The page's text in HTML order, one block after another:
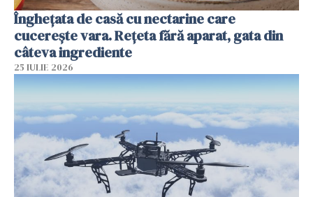
Înghețata de casă cu nectarine care
cucerește vara. Rețeta fără aparat, gata din
câteva ingrediente
25 IULIE 2026